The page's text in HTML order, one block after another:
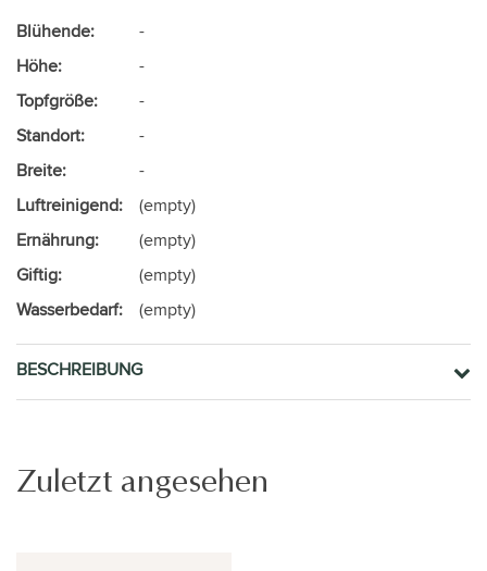
Blühende:
-
Höhe:
-
Topfgröße:
-
Standort:
-
Breite:
-
Luftreinigend:
(empty)
Ernährung:
(empty)
Giftig:
(empty)
Wasserbedarf:
(empty)
BESCHREIBUNG
Zuletzt angesehen